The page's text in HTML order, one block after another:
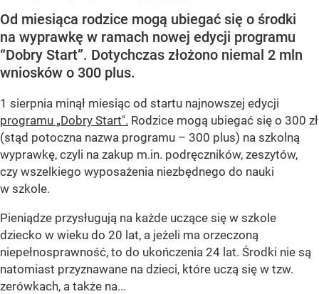
Od miesiąca rodzice mogą ubiegać się o środki
na wyprawkę w ramach nowej edycji programu
“Dobry Start”. Dotychczas złożono niemal 2 mln
wniosków o 300 plus.
1 sierpnia minął miesiąc od startu najnowszej edycji
programu „Dobry Start". Rodzice mogą ubiegać się o 300 zł
(stąd potoczna nazwa programu – 300 plus) na szkolną
wyprawkę, czyli na zakup m.in. podręczników, zeszytów,
czy wszelkiego wyposażenia niezbędnego do nauki
w szkole.
Pieniądze przysługują na każde uczące się w szkole
dziecko w wieku do 20 lat, a jeżeli ma orzeczoną
niepełnosprawność, to do ukończenia 24 lat. Środki nie są
natomiast przyznawane na dzieci, które uczą się w tzw.
zerówkach, a także na...